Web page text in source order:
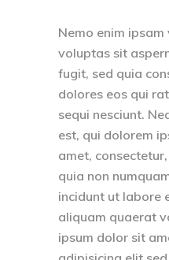
Nemo enim
voluptas sit
fugit, sed quia
dolores eos qui
sequi nesciunt.
est, qui dolorem
amet,
quia non
incidunt ut labore
aliquam quaerat
ipsum dolor sit